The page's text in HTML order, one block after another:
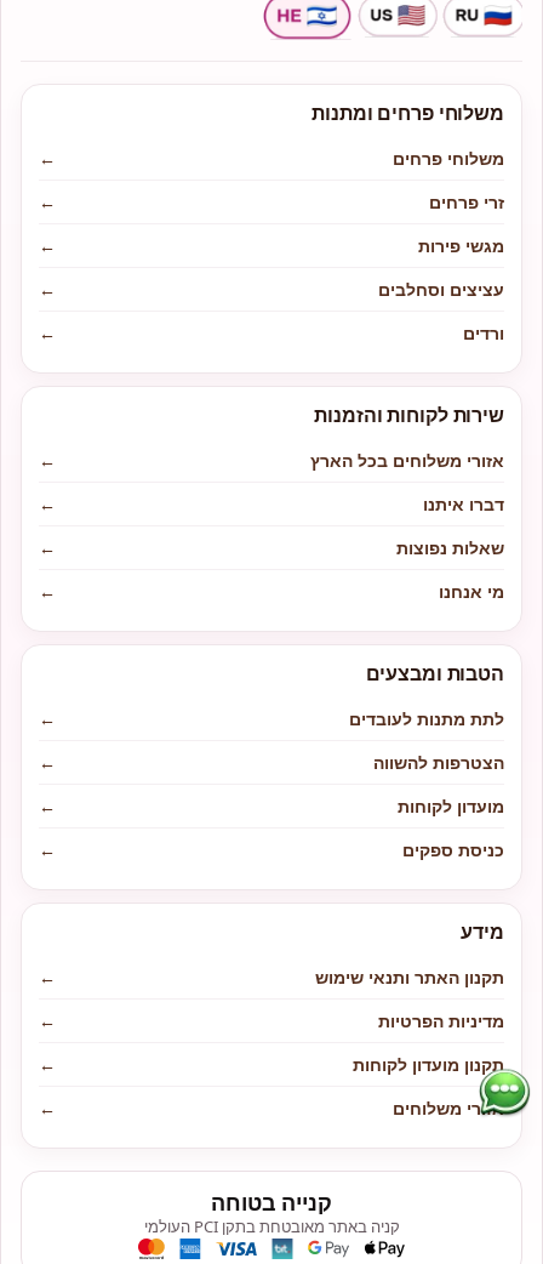
משלוחי פרחים ומתנות
משלוחי פרחים
←
זרי פרחים
←
מגשי פירות
←
עציצים וסחלבים
←
ורדים
←
שירות לקוחות והזמנות
אזורי משלוחים בכל הארץ
←
דברו איתנו
←
שאלות נפוצות
←
מי אנחנו
←
הטבות ומבצעים
לתת מתנות לעובדים
←
הצטרפות להשווה
←
מועדון לקוחות
←
כניסת ספקים
←
מידע
תקנון האתר ותנאי שימוש
←
מדיניות הפרטיות
←
תקנון מועדון לקוחות
←
אזורי משלוחים
←
קנייה בטוחה
קניה באתר מאובטחת בתקן PCI העולמי